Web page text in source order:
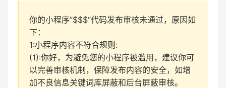
你的小程序”$$$“代码发布审核未通过，原因如
下：
1:小程序内容不符合规则:
(1):你好，为避免您的小程序被滥用，建议你可
以完善审核机制，保障发布内容的安全，如增
加不良信息关键词库屏蔽和后台屏蔽审核。